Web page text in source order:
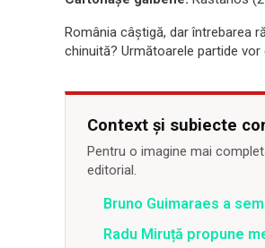
România câștigă, dar întrebarea
chinuită? Următoarele partide vor
Context și subiecte
Pentru o imagine mai
editorial.
Bruno Guimaraes a
Radu Miruță propune